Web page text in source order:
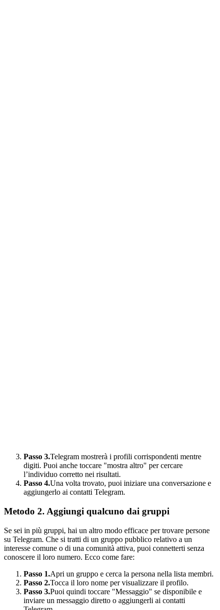
Passo 3.Telegram mostrerà i profili corrispondenti mentre
digiti. Puoi anche toccare "mostra altro" per cercare
l’individuo corretto nei risultati.
Passo 4.Una volta trovato, puoi iniziare una conversazione e
aggiungerlo ai contatti Telegram.
Metodo 2. Aggiungi qualcuno dai gruppi
Se sei in più gruppi, hai un altro modo efficace per trovare persone
su Telegram. Che si tratti di un gruppo pubblico relativo a un
interesse comune o di una comunità attiva, puoi connetterti senza
conoscere il loro numero. Ecco come fare:
Passo 1.Apri un gruppo e cerca la persona nella lista membri.
Passo 2.Tocca il loro nome per visualizzare il profilo.
Passo 3.Puoi quindi toccare "Messaggio" se disponibile e
inviare un messaggio diretto o aggiungerli ai contatti